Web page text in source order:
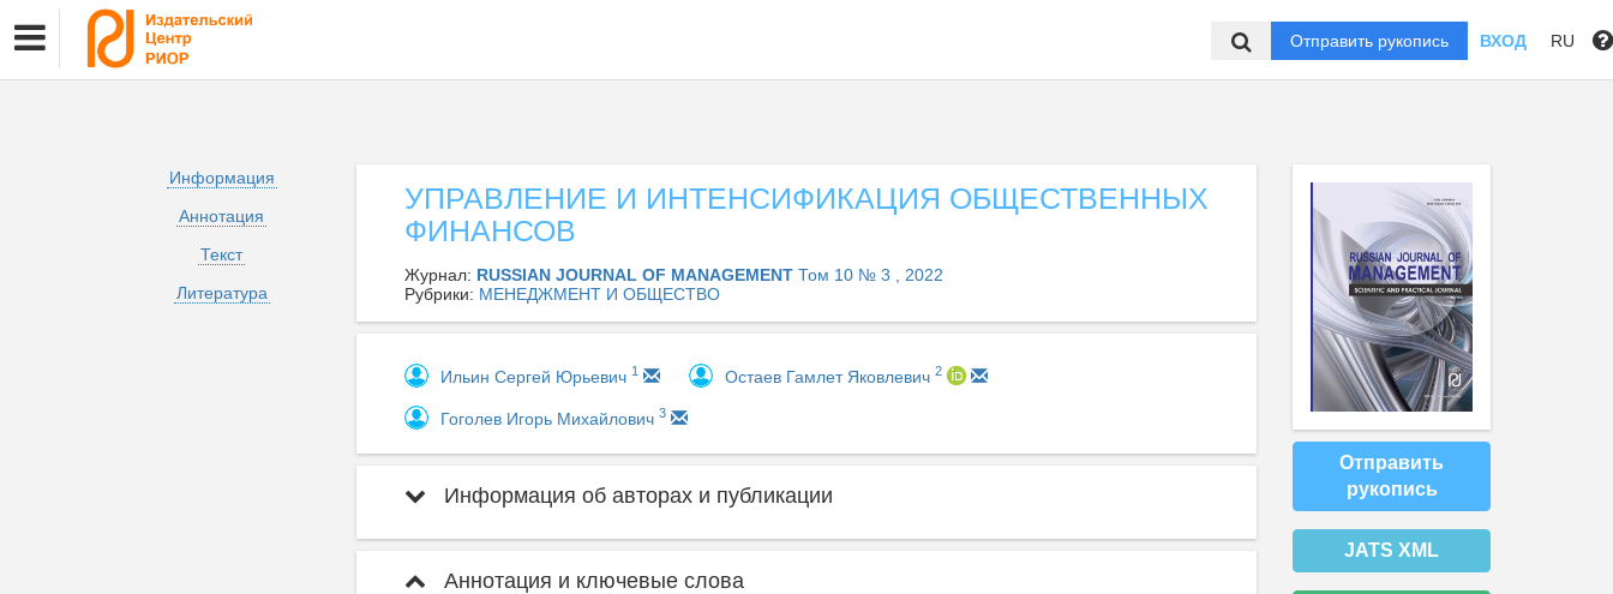
Отправить рукопись ВХОД RU
Информация
Аннотация
Текст
Литература
УПРАВЛЕНИЕ И ИНТЕНСИФИКАЦИЯ ОБЩЕСТВЕННЫХ
ФИНАНСОВ
Журнал: RUSSIAN JOURNAL OF MANAGEMENT Том 10 № 3 , 2022
Рубрики: МЕНЕДЖМЕНТ И ОБЩЕСТВО
Ильин Сергей Юрьевич 1 Остаев Гамлет Яковлевич 2
Гоголев Игорь Михайлович 3
Информация об авторах и публикации
Аннотация и ключевые слова
Отправить
рукопись
JATS XML